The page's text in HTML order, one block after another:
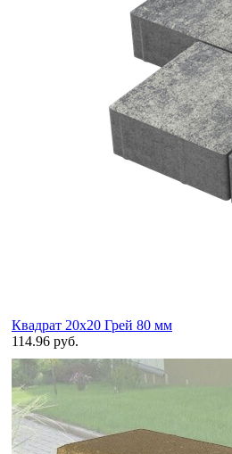
Квадрат 20х20 Грей 80 мм
114.96 руб.